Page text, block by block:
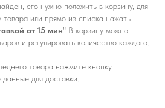
его нужно положить в корзину, для
товара или прямо из списка нажать
от 15 мин" В корзину можно
и регулировать количество каждого.
товара нажмите кнопку
для доставки.